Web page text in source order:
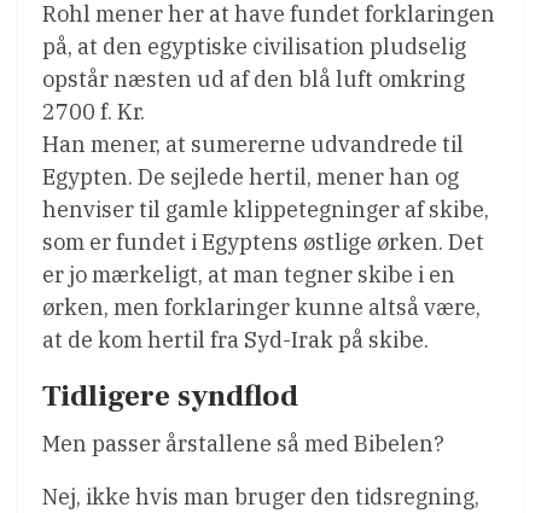
Rohl mener her at have fundet forklaringen
på, at den egyptiske civilisation pludselig
opstår næsten ud af den blå luft omkring
2700 f. Kr.
Han mener, at sumererne udvandrede til
Egypten. De sejlede hertil, mener han og
henviser til gamle klippetegninger af skibe,
som er fundet i Egyptens østlige ørken. Det
er jo mærkeligt, at man tegner skibe i en
ørken, men forklaringer kunne altså være,
at de kom hertil fra Syd-Irak på skibe.
Tidligere syndflod
Men passer årstallene så med Bibelen?
Nej, ikke hvis man bruger den tidsregning,